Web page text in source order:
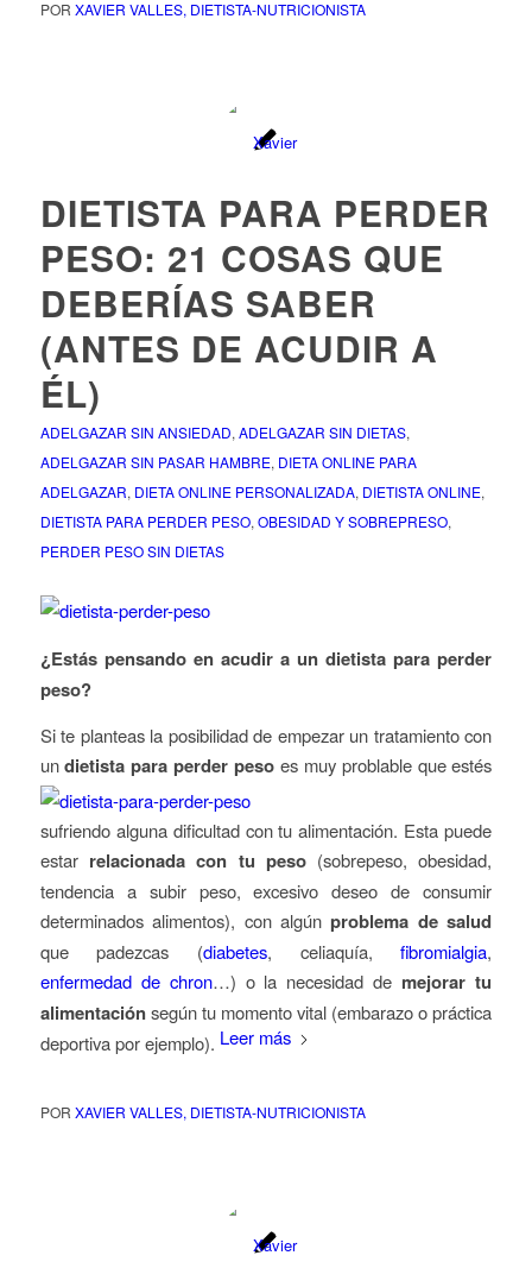
POR XAVIER VALLES, DIETISTA-NUTRICIONISTA
DIETISTA PARA PERDER
PESO: 21 COSAS QUE
DEBERÍAS SABER
(ANTES DE ACUDIR A
ÉL)
ADELGAZAR SIN ANSIEDAD, ADELGAZAR SIN DIETAS,
ADELGAZAR SIN PASAR HAMBRE, DIETA ONLINE PARA
ADELGAZAR, DIETA ONLINE PERSONALIZADA, DIETISTA ONLINE,
DIETISTA PARA PERDER PESO, OBESIDAD Y SOBREPRESO,
PERDER PESO SIN DIETAS
¿Estás pensando en acudir a un dietista para perder
peso?
Si te planteas la posibilidad de empezar un tratamiento con
undietista para perder peso es muy problable queestés
sufriendo alguna dificultad con tu alimentación. Esta puede
estar relacionada con tu peso(sobrepeso, obesidad,
tendencia a subir peso, excesivo deseo de consumir
determinados alimentos), con algúnproblema de salud
que padezcas (diabetes, celiaquía,fibromialgia,
enfermedad de chron…) o la necesidad de mejorar tu
alimentaciónsegún tu momento vital (embarazo o práctica
deportiva por ejemplo). Leer más
POR XAVIER VALLES, DIETISTA-NUTRICIONISTA